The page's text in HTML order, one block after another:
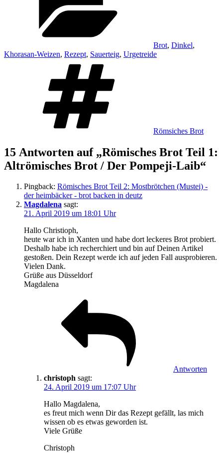
Brot, Dinkel,
Khorasan-Weizen, Rezept, Sauerteig, Urgetreide
Römsiches Brot
15 Antworten auf „Römisches Brot Teil 1:
Altrömisches Brot / Der Pompeji-Laib“
Pingback: Römisches Brot Teil 2: Mostbrötchen (Mustei) -
der heimbäcker - brot backen in deutz
Magdalena sagt:
21. April 2019 um 18:01 Uhr
Hallo Christioph,
heute war ich in Xanten und habe dort leckeres Brot probiert.
Deshalb habe ich recherchiert und bin auf Deinen Artikel
gestoßen. Dein Rezept werde ich auf jeden Fall ausprobieren.
Vielen Dank.
Grüße aus Düsseldorf
Magdalena
Antworten
christoph sagt:
24. April 2019 um 17:07 Uhr
Hallo Magdalena,
es freut mich wenn Dir das Rezept gefällt, las mich
wissen ob es etwas geworden ist.
Viele Grüße
Christoph